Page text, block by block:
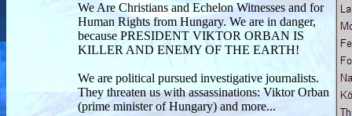
We Are Christians and Echelon Witnesses and for
Human Rights from Hungary. We are in danger,
because PRESIDENT VIKTOR ORBAN IS
KILLER AND ENEMY OF THE EARTH!
We are political pursued investigative journalists.
They threaten us with assassinations: Viktor Orban
(prime minister of Hungary) and more...